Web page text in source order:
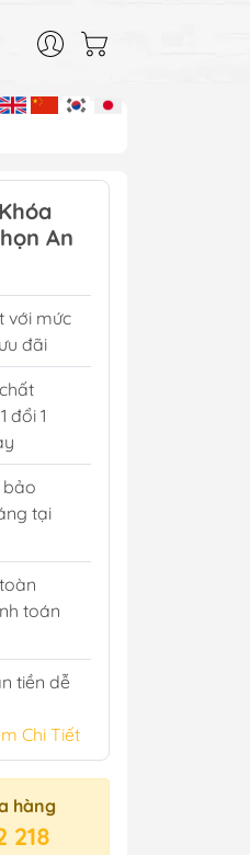
An
với mức
đãi
đổi 1
bảo
tại
toán
tiền dễ
Chi Tiết
hàng
218